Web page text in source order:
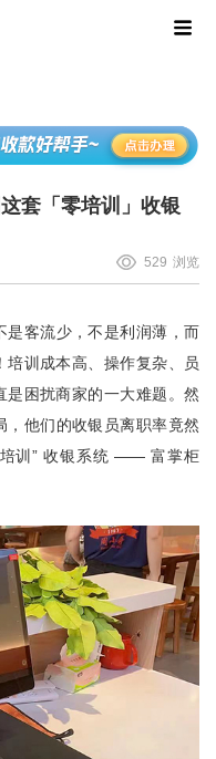
套「零培训」收银
529 浏览
是客流少，不是利润薄，而
训成本高、操作复杂、员
困扰商家的一大难题。然
，他们的收银员离职率竟然
训” 收银系统 —— 富掌柜